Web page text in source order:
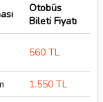
Otobüs
Bileti Fiyatı
560 TL
1.550 TL